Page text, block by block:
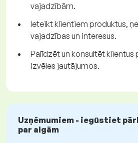
vajadzībām.
Ieteikt klientiem produktus,
vajadzības un interesus.
Palīdzēt un konsultēt klientus
izvēles jautājumos.
Uzņēmumiem - iegūstiet
par algām